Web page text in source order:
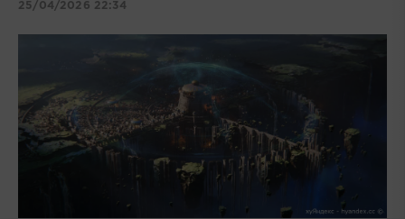
25/04/2026 22:34